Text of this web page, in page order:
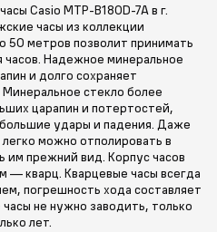
Casio MTP-B180D-7A в г.
часы из коллекции
метров позволит принимать
Надежное минеральное
и долго сохраняет
стекло более
царапин и потертостей,
удары и падения. Даже
можно отполировать в
им прежний вид. Корпус часов
— кварц. Кварцевые часы всегда
погрешность хода составляет
не нужно заводить, только
лет.